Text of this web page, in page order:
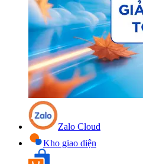
Zalo Cloud
Kho giao diện